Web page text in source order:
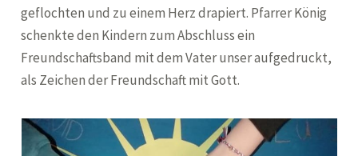
geflochten und zu einem Herz drapiert. Pfarrer König
schenkte den Kindern zum Abschluss ein
Freundschaftsband mit dem Vater unser aufgedruckt,
als Zeichen der Freundschaft mit Gott.